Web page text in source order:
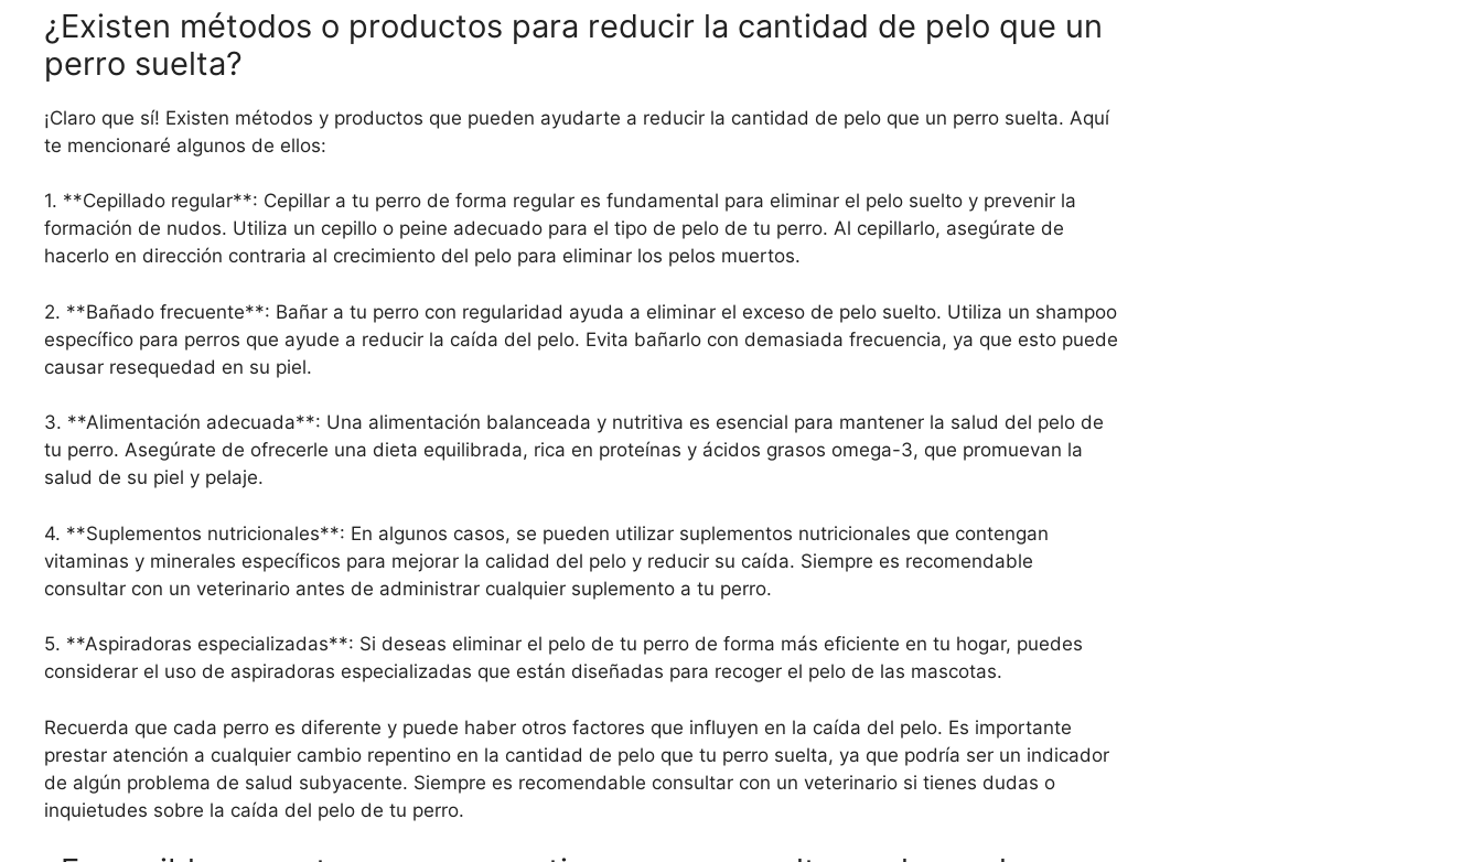
¿Existen métodos o productos para reducir la cantidad de pelo que un
perro suelta?
¡Claro que sí! Existen métodos y productos que pueden ayudarte a reducir la cantidad de pelo que un perro suelta. Aquí
te mencionaré algunos de ellos:
1. **Cepillado regular**: Cepillar a tu perro de forma regular es fundamental para eliminar el pelo suelto y prevenir la
formación de nudos. Utiliza un cepillo o peine adecuado para el tipo de pelo de tu perro. Al cepillarlo, asegúrate de
hacerlo en dirección contraria al crecimiento del pelo para eliminar los pelos muertos.
2. **Bañado frecuente**: Bañar a tu perro con regularidad ayuda a eliminar el exceso de pelo suelto. Utiliza un shampoo
específico para perros que ayude a reducir la caída del pelo. Evita bañarlo con demasiada frecuencia, ya que esto puede
causar resequedad en su piel.
3. **Alimentación adecuada**: Una alimentación balanceada y nutritiva es esencial para mantener la salud del pelo de
tu perro. Asegúrate de ofrecerle una dieta equilibrada, rica en proteínas y ácidos grasos omega-3, que promuevan la
salud de su piel y pelaje.
4. **Suplementos nutricionales**: En algunos casos, se pueden utilizar suplementos nutricionales que contengan
vitaminas y minerales específicos para mejorar la calidad del pelo y reducir su caída. Siempre es recomendable
consultar con un veterinario antes de administrar cualquier suplemento a tu perro.
5. **Aspiradoras especializadas**: Si deseas eliminar el pelo de tu perro de forma más eficiente en tu hogar, puedes
considerar el uso de aspiradoras especializadas que están diseñadas para recoger el pelo de las mascotas.
Recuerda que cada perro es diferente y puede haber otros factores que influyen en la caída del pelo. Es importante
prestar atención a cualquier cambio repentino en la cantidad de pelo que tu perro suelta, ya que podría ser un indicador
de algún problema de salud subyacente. Siempre es recomendable consultar con un veterinario si tienes dudas o
inquietudes sobre la caída del pelo de tu perro.